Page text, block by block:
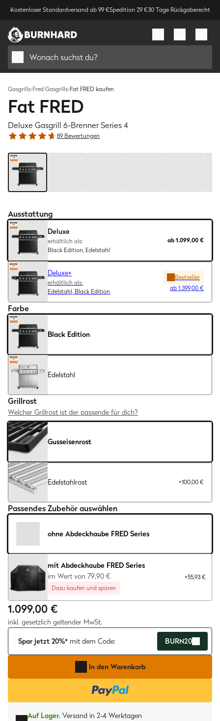
Kostenloser Standardversand ab 99 €Spedition 29 €30 Tage Rückgaberecht
Wonach suchst du?
Gasgrills›Fred Gasgrills›Fat FRED kaufen
Fat FRED
Deluxe Gasgrill 6-Brenner Series 4
89 Bewertungen
Bild
Ausstattung
Deluxe
erhältlich als:
Black Edition, Edelstahl
ab1.099,00 €
Deluxe+
erhältlich als:
Edelstahl, Black Edition
Bestseller
ab1.399,00 €
Farbe
Black Edition
Edelstahl
Grillrost
Welcher Grillrost ist der passende für dich?
Gusseisenrost
Edelstahlrost +100,00 €
Passendes Zubehör auswählen
ohne Abdeckhaube FRED Series
mit Abdeckhaube FRED Series
im Wert von 79,90 €
Dazu kaufen und sparen
+55,93 €
1.099,00 €
inkl. gesetzlich geltender MwSt.
Spar jetzt 20%* mit dem Code: BURN20
In den Warenkorb
Auf Lager. Versand in 2-4 Werktagen